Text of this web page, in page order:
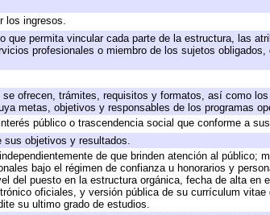
los ingresos.
permita vincular cada parte de la estructura, las
profesionales o miembro de los sujetos
ofrecen, trámites, requisitos y formatos, así como
metas, objetivos y responsables de los programas
público o trascendencia social que conforme a
sus objetivos y resultados.
de que brinden atención al público;
bajo el régimen de confianza u honorarios y
del puesto en la estructura orgánica, fecha de alta en
oficiales, y versión pública de su currículum vitae
su ultimo grado de estudios.